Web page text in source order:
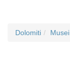
Dolomiti Musei